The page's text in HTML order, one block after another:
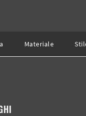
Materiale